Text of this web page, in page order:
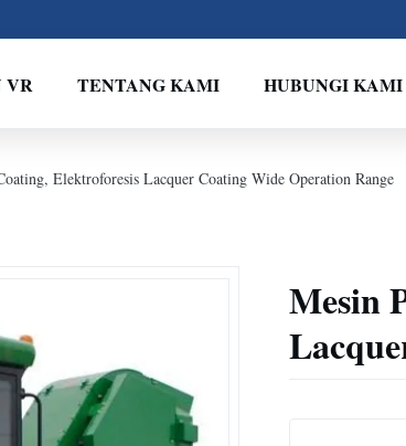
VR TENTANG KAMI HUBUNGI KAMI
Elektroforesis Lacquer Coating Wide Operation Range
Mesin